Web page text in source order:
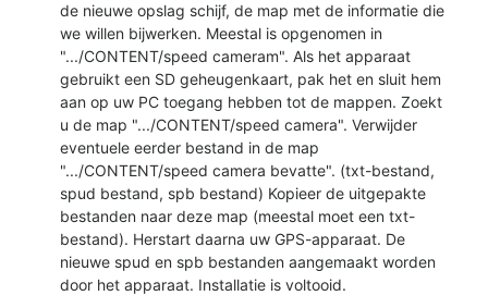
de nieuwe opslag schijf, de map met de informatie die
we willen bijwerken. Meestal is opgenomen in
".../CONTENT/speed cameram". Als het apparaat
gebruikt een SD geheugenkaart, pak het en sluit hem
aan op uw PC toegang hebben tot de mappen. Zoekt
u de map ".../CONTENT/speed camera". Verwijder
eventuele eerder bestand in de map
".../CONTENT/speed camera bevatte". (txt-bestand,
spud bestand, spb bestand) Kopieer de uitgepakte
bestanden naar deze map (meestal moet een txt-
bestand). Herstart daarna uw GPS-apparaat. De
nieuwe spud en spb bestanden aangemaakt worden
door het apparaat. Installatie is voltooid.